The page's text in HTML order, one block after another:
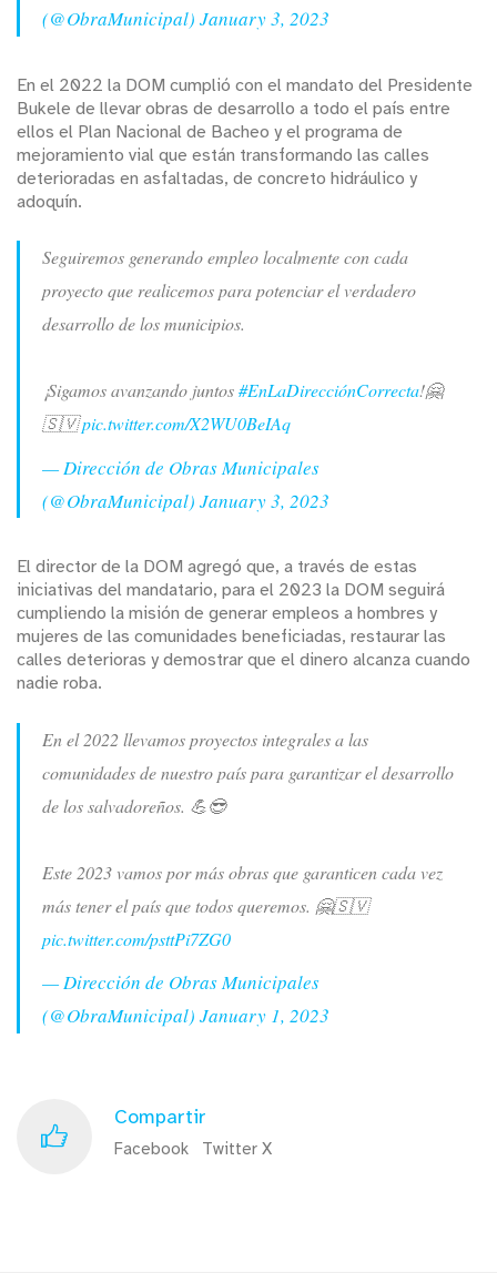
(@ObraMunicipal) January 3, 2023
En el 2022 la DOM cumplió con el mandato del Presidente
Bukele de llevar obras de desarrollo a todo el país entre
ellos el Plan Nacional de Bacheo y el programa de
mejoramiento vial que están transformando las calles
deterioradas en asfaltadas, de concreto hidráulico y
adoquín.
Seguiremos generando empleo localmente con cada
proyecto que realicemos para potenciar el verdadero
desarrollo de los municipios.
¡Sigamos avanzando juntos#EnLaDirecciónCorrecta!🤗
🇸🇻pic.twitter.com/X2WU0BeIAq
— Dirección de Obras Municipales
(@ObraMunicipal) January 3, 2023
El director de la DOM agregó que, a través de estas
iniciativas del mandatario, para el 2023 la DOM seguirá
cumpliendo la misión de generar empleos a hombres y
mujeres de las comunidades beneficiadas, restaurar las
calles deterioras y demostrar que el dinero alcanza cuando
nadie roba.
En el 2022 llevamos proyectos integrales a las
comunidades de nuestro país para garantizar el desarrollo
de los salvadoreños. 💪😎
Este 2023 vamos por más obras que garanticen cada vez
más tener el país que todos queremos. 🤗🇸🇻
pic.twitter.com/psttPi7ZG0
— Dirección de Obras Municipales
(@ObraMunicipal) January 1, 2023
Compartir
Facebook Twitter X